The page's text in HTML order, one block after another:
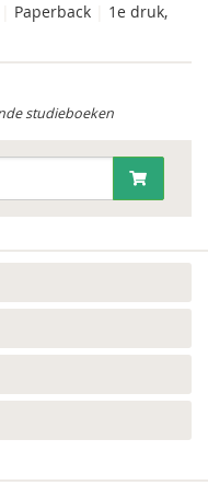
Paperback
1e druk,
studieboeken